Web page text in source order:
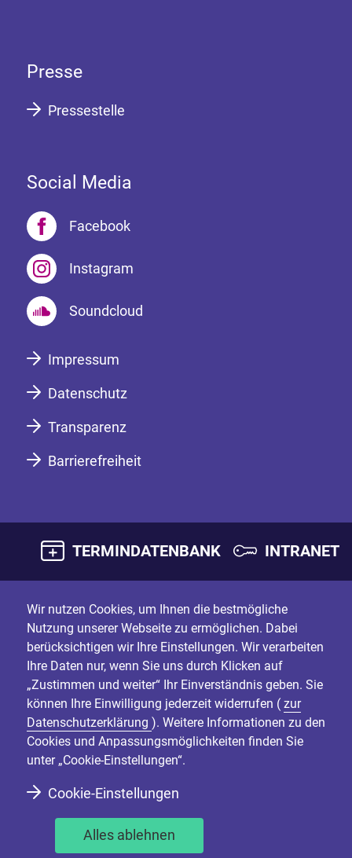
Presse
Pressestelle
Social Media
Facebook
Instagram
Soundcloud
Impressum
Datenschutz
Transparenz
Barrierefreiheit
TERMINDATENBANK INTRANET
Wir nutzen Cookies, um Ihnen die bestmögliche
Nutzung unserer Webseite zu ermöglichen. Dabei
berücksichtigen wir Ihre Einstellungen. Wir verarbeiten
Ihre Daten nur, wenn Sie uns durch Klicken auf
„Zustimmen und weiter“ Ihr Einverständnis geben. Sie
können Ihre Einwilligung jederzeit widerrufen ( zur
Datenschutzerklärung ). Weitere Informationen zu den
Cookies und Anpassungsmöglichkeiten finden Sie
unter „Cookie-Einstellungen“.
Cookie-Einstellungen
Alles ablehnen